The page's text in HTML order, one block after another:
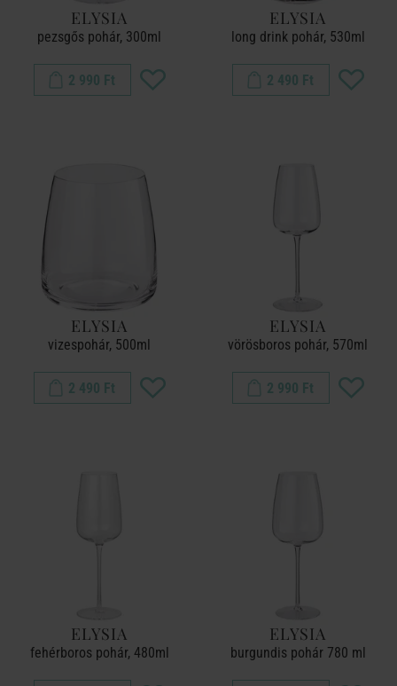
ELYSIA
pezsgős pohár, 300ml
2 990 Ft
ELYSIA
long drink pohár, 530ml
2 490 Ft
ELYSIA
vizespohár, 500ml
2 490 Ft
ELYSIA
vörösboros pohár, 570ml
2 990 Ft
ELYSIA
fehérboros pohár, 480ml
ELYSIA
burgundis pohár 780 ml